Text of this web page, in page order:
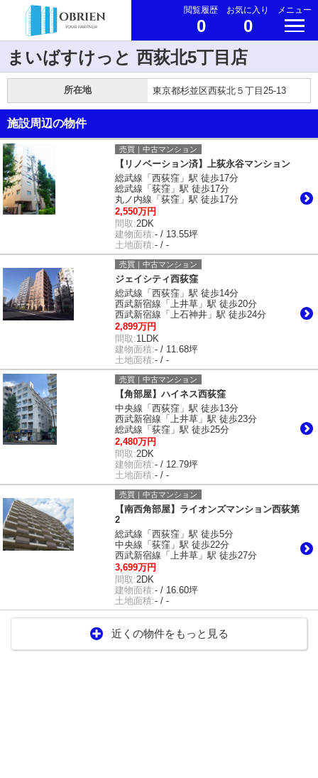
閲覧履歴
0
お気に入り
0
メニュー
まいばすけっと 西荻北5丁目店
所在地 東京都杉並区西荻北５丁目25-13
施設周辺の物件
売買｜中古マンション
【リノベーション済】上荻永谷マンション
総武線「西荻窪」駅 徒歩17分
総武線「荻窪」駅 徒歩17分
丸ノ内線「荻窪」駅 徒歩17分
2,550万円
間取:2DK
建物面積:- / 13.55坪
土地面積:- / -
売買｜中古マンション
ジェイシティ西荻窪
総武線「西荻窪」駅 徒歩14分
西武新宿線「上井草」駅 徒歩20分
西武新宿線「上石神井」駅 徒歩24分
2,899万円
間取:1LDK
建物面積:- / 11.68坪
土地面積:- / -
売買｜中古マンション
【角部屋】ハイネス西荻窪
中央線「西荻窪」駅 徒歩13分
西武新宿線「上井草」駅 徒歩23分
総武線「荻窪」駅 徒歩25分
2,480万円
間取:2DK
建物面積:- / 12.79坪
土地面積:- / -
売買｜中古マンション
【南西角部屋】ライオンズマンション西荻第
2
総武線「西荻窪」駅 徒歩5分
中央線「荻窪」駅 徒歩22分
西武新宿線「上井草」駅 徒歩27分
3,699万円
間取:2DK
建物面積:- / 16.60坪
土地面積:- / -
近くの物件をもっと見る